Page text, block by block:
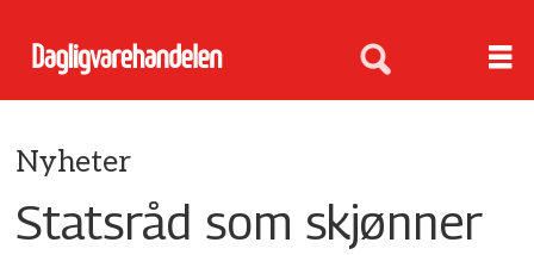
Nyheter
Statsråd som skjønner